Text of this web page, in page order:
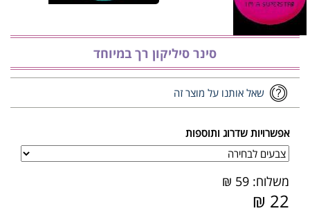
סינר סיליקון רך במיוחד
שאל אותנו על מוצר זה
אפשרויות שדרוג ותוספות
משלוח: 59 ₪
22 ₪